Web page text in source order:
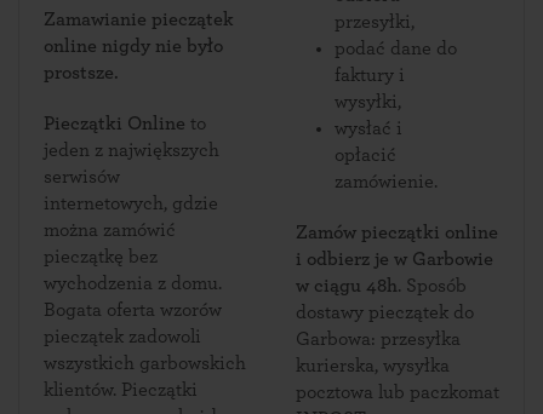
Zamawianie pieczątek
online nigdy nie było
prostsze.
Pieczątki Online to
jeden z największych
serwisów
internetowych, gdzie
można zamówić
pieczątkę bez
wychodzenia z domu.
Bogata oferta wzorów
pieczątek zadowoli
wszystkich garbowskich
klientów. Pieczątki
przesyłki,
podać dane do
faktury i
wysyłki,
wysłać i
opłacić
zamówienie.
Zamów pieczątki online
i odbierz je w Garbowie
w ciągu 48h. Sposób
dostawy pieczątek do
Garbowa: przesyłka
kurierska, wysyłka
pocztowa lub paczkomat